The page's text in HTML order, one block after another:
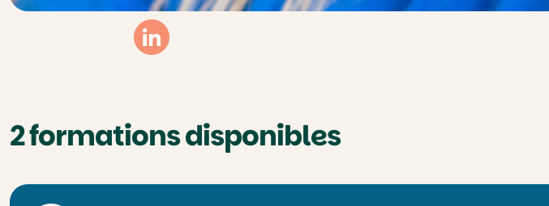
Linkedin
2 formations disponibles